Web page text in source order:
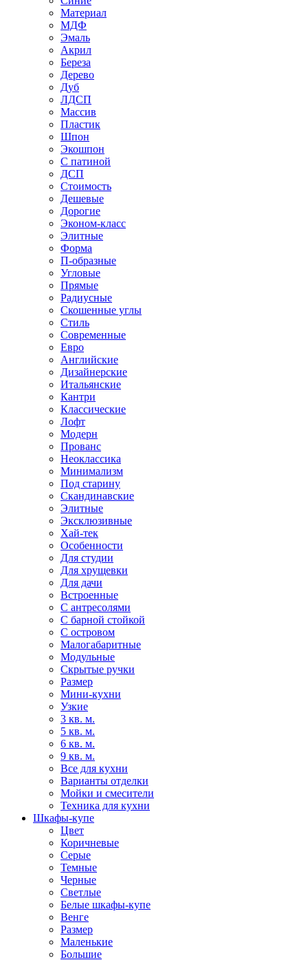
Материал
МДФ
Эмаль
Акрил
Береза
Дерево
Дуб
ЛДСП
Массив
Пластик
Шпон
Экошпон
С патиной
ДСП
Стоимость
Дешевые
Дорогие
Эконом-класс
Элитные
Форма
П-образные
Угловые
Прямые
Радиусные
Скошенные углы
Стиль
Современные
Евро
Английские
Дизайнерские
Итальянские
Кантри
Классические
Лофт
Модерн
Прованс
Неоклассика
Минимализм
Под старину
Скандинавские
Элитные
Эксклюзивные
Хай-тек
Особенности
Для студии
Для хрущевки
Для дачи
Встроенные
С антресолями
С барной стойкой
С островом
Малогабаритные
Модульные
Скрытые ручки
Размер
Мини-кухни
Узкие
3 кв. м.
5 кв. м.
6 кв. м.
9 кв. м.
Все для кухни
Варианты отделки
Мойки и смесители
Техника для кухни
Шкафы-купе
Цвет
Коричневые
Серые
Темные
Черные
Светлые
Белые шкафы-купе
Венге
Размер
Маленькие
Большие